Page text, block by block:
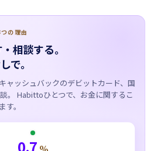
の理由
相談する。
で。
ャッシュバックのデビットカード、国
。 Habittoひとつで、お金に関するこ
。
0.7